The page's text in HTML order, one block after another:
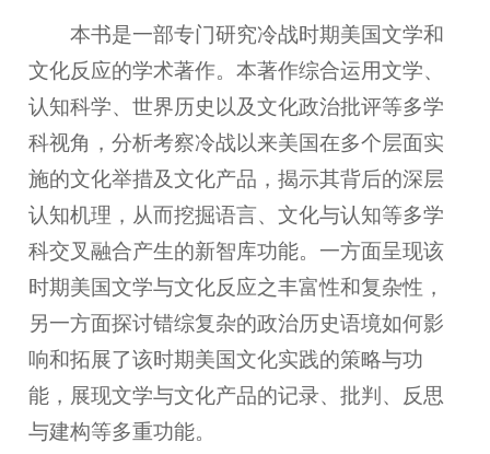
本书是一部专门研究冷战时期美国文学和
文化反应的学术著作。本著作综合运用文学、
认知科学、世界历史以及文化政治批评等多学
科视角，分析考察冷战以来美国在多个层面实
施的文化举措及文化产品，揭示其背后的深层
认知机理，从而挖掘语言、文化与认知等多学
科交叉融合产生的新智库功能。一方面呈现该
时期美国文学与文化反应之丰富性和复杂性，
另一方面探讨错综复杂的政治历史语境如何影
响和拓展了该时期美国文化实践的策略与功
能，展现文学与文化产品的记录、批判、反思
与建构等多重功能。